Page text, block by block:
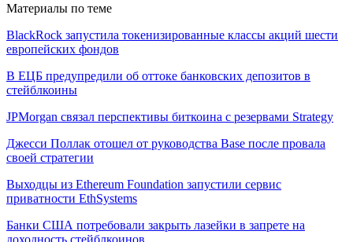
Материалы по теме
BlackRock запустила токенизированные классы акций шести
европейских фондов
В ЕЦБ предупредили об оттоке банковских депозитов в
стейблкоины
JPMorgan связал перспективы биткоина с резервами Strategy
Джесси Поллак отошел от руководства Base после провала
своей стратегии
Выходцы из Ethereum Foundation запустили сервис
приватности EthSystems
Банки США потребовали закрыть лазейки в запрете на
доходность стейблкоинов